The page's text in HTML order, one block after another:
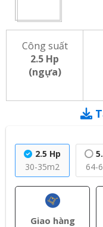
Công suất
2.5 Hp
(ngựa)
2.5 Hp
30-35m2
64-
Giao hàng